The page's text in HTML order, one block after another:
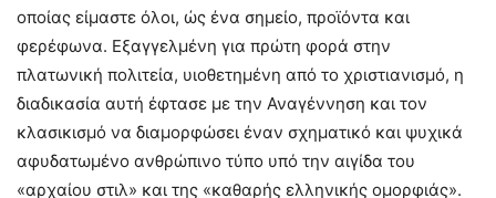
οποίας είμαστε όλοι, ώς ένα σημείο, προϊόντα και
φερέφωνα. Εξαγγελμένη για πρώτη φορά στην
πλατωνική πολιτεία, υιοθετημένη από το χριστιανισμό, η
διαδικασία αυτή έφτασε με την Αναγέννηση και τον
κλασικισμό να διαμορφώσει έναν σχηματικό και ψυχικά
αφυδατωμένο ανθρώπινο τύπο υπό την αιγίδα του
«αρχαίου στιλ» και της «καθαρής ελληνικής ομορφιάς».